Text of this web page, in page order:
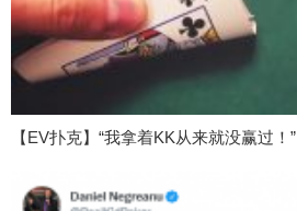
【EV扑克】“我拿着KK从来就没赢过！”